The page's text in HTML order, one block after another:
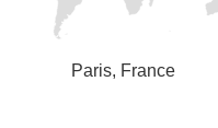
Paris, France